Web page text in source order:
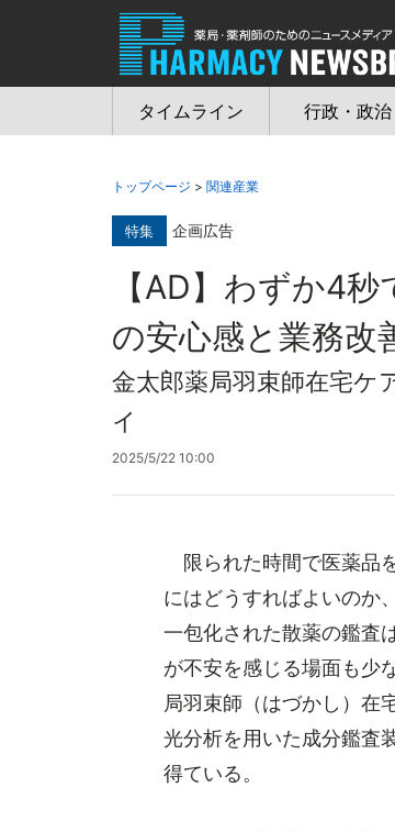
タイムライン 行政・政治
トップページ > 関連産業
特集 企画広告
【AD】わずか4
の安心感と業務改
金太郎薬局羽束師在
イ
2025/5/22 10:00
限られた時間で医薬品
にはどうすればよいのか
一包化された散薬の鑑査
が不安を感じる場面も少
局羽束師（はづかし）在
光分析を用いた成分鑑査
得ている。